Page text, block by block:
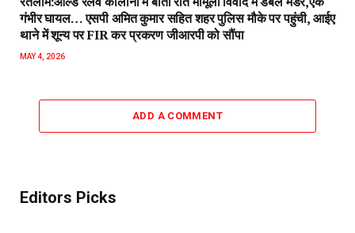
गंभीर घायल… एसपी अमित कुमार सहित शहर पुलिस मौके पर पहुंची, आईए
थाने में शून्य पर FIR कर प्रकरण जीआरपी को सौंपा
MAY 4, 2026
ADD A COMMENT
Editors Picks